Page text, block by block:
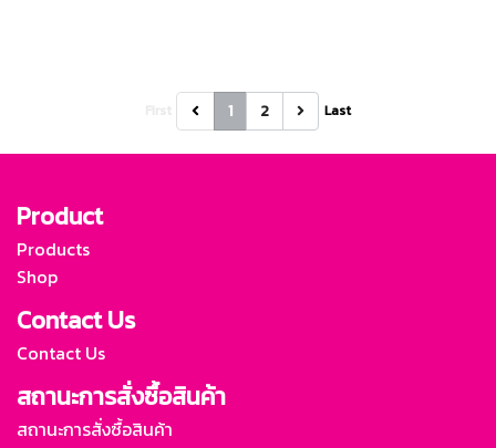
1 2 Last
Product
Products
Shop
Contact Us
Contact Us
สถานะการสั่งซื้อสินค้า
สถานะการสั่งซื้อสินค้า